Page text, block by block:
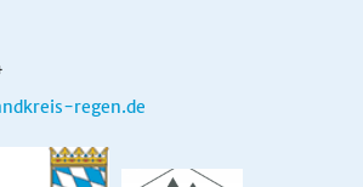
regen.de